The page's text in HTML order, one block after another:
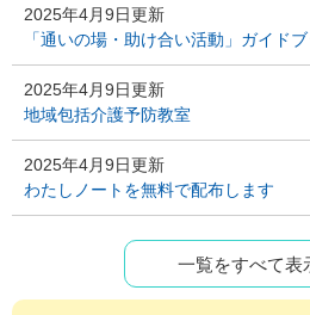
2025年4月9日更新
「通いの場・助け合い活動」ガイド
2025年4月9日更新
地域包括介護予防教室
2025年4月9日更新
わたしノートを無料で配布します
一覧をすべて表